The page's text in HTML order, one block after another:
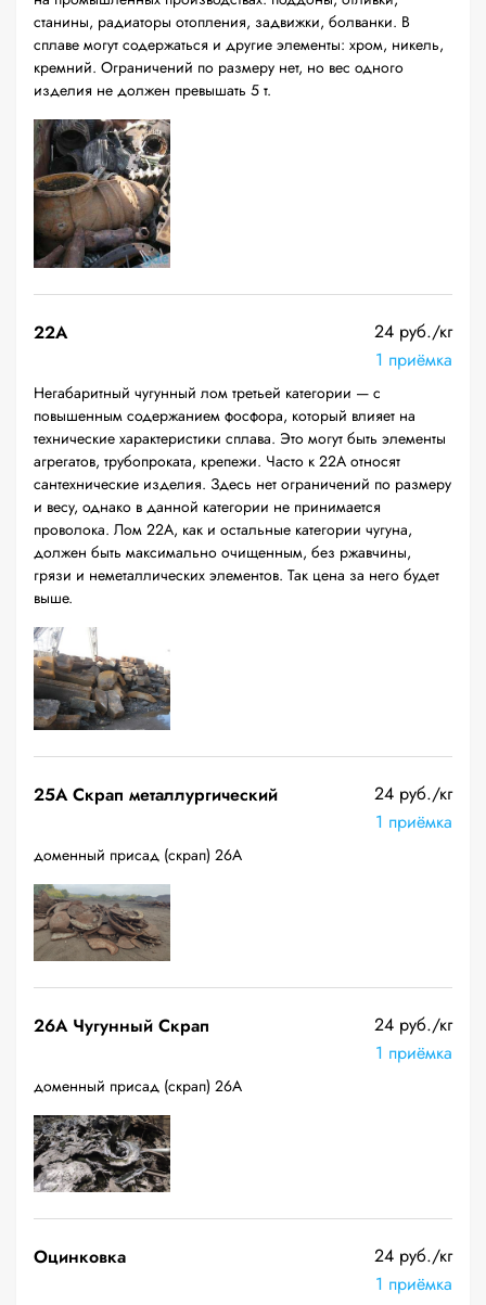
станины, радиаторы отопления, задвижки, болванки. В
сплаве могут содержаться и другие элементы: хром, никель,
кремний. Ограничений по размеру нет, но вес одного
изделия не должен превышать 5 т.
22A
24 руб./кг
1 приёмка
Негабаритный чугунный лом третьей категории — с
повышенным содержанием фосфора, который влияет на
технические характеристики сплава. Это могут быть элементы
агрегатов, трубопроката, крепежи. Часто к 22А относят
сантехнические изделия. Здесь нет ограничений по размеру
и весу, однако в данной категории не принимается
проволока. Лом 22А, как и остальные категории чугуна,
должен быть максимально очищенным, без ржавчины,
грязи и неметаллических элементов. Так цена за него будет
выше.
25A Скрап металлургический
24 руб./кг
1 приёмка
доменный присад (скрап) 26А
26A Чугунный Скрап
24 руб./кг
1 приёмка
доменный присад (скрап) 26А
Оцинковка
24 руб./кг
1 приёмка